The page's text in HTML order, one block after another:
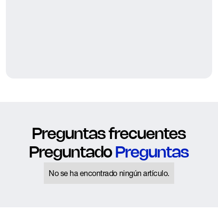
Preguntas frecuentes
Preguntado Preguntas
No se ha encontrado ningún artículo.